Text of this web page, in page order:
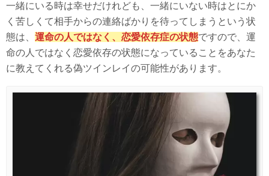
一緒にいる時は幸せだけれども、一緒にいない時はとにか
く苦しくて相手からの連絡ばかりを待ってしまうという状
態は、 運命の人ではなく、恋愛依存症の状態ですので、運
命の人ではなく恋愛依存の状態になっていることをあなた
に教えてくれる偽ツインレイの可能性があります。